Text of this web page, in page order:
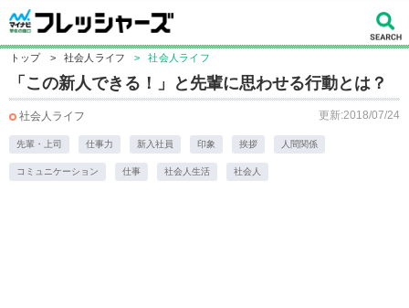
トップ > 社会人ライフ > 社会人ライフ
「この新人できる！」と先輩に思わせる行動とは？
社会人ライフ 更新:2018/07/24
先輩・上司 仕事力 新入社員 印象 挨拶 人間関係
コミュニケーション 仕事 社会人生活 社会人